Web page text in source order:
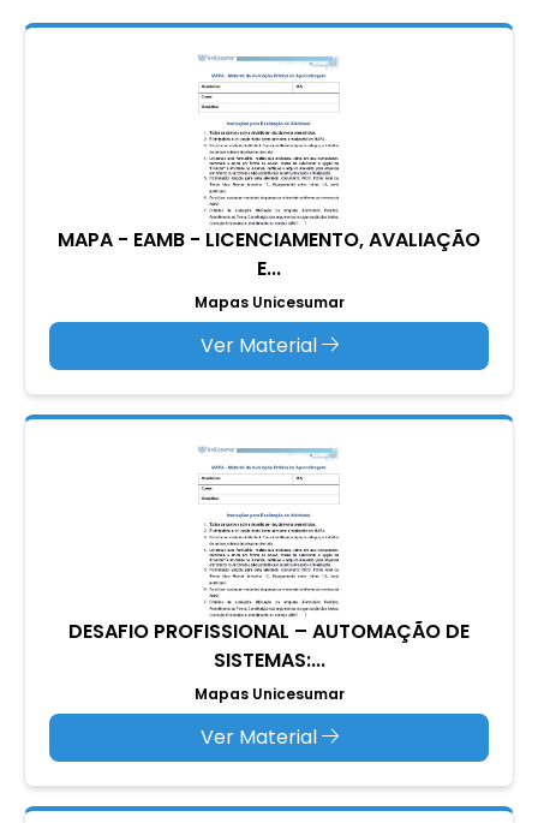
MAPA - EAMB - LICENCIAMENTO, AVALIAÇÃO
E...
Mapas Unicesumar
Ver Material
DESAFIO PROFISSIONAL – AUTOMAÇÃO DE
SISTEMAS:...
Mapas Unicesumar
Ver Material